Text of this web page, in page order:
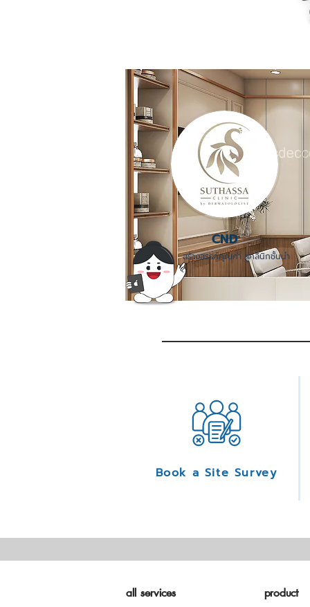
CND
สร้างสรรค์คุณค่า สู่คลินิกชั้นนำ
Book a Site Survey
all services product